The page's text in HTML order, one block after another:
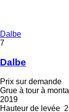
Dalbe
7
Dalbe
Prix sur demande
Grue à tour à
2019
Hauteur de levée